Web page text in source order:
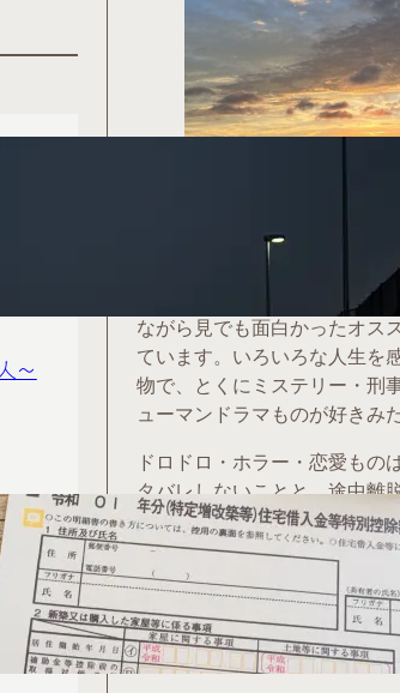
〜
ナガラ見
ながら見でも面白かったオス
ています。いろいろな人生を
物で、とくにミステリー・刑
ューマンドラマものが好きみ
ドロドロ・ホラー・恋愛もの
タバレしないことと、途中離
書かないこと（書くのはおす
想・レビューだけ）。
在宅で仕事をしながら、障害
ら、家事をしながら、作品を
います。